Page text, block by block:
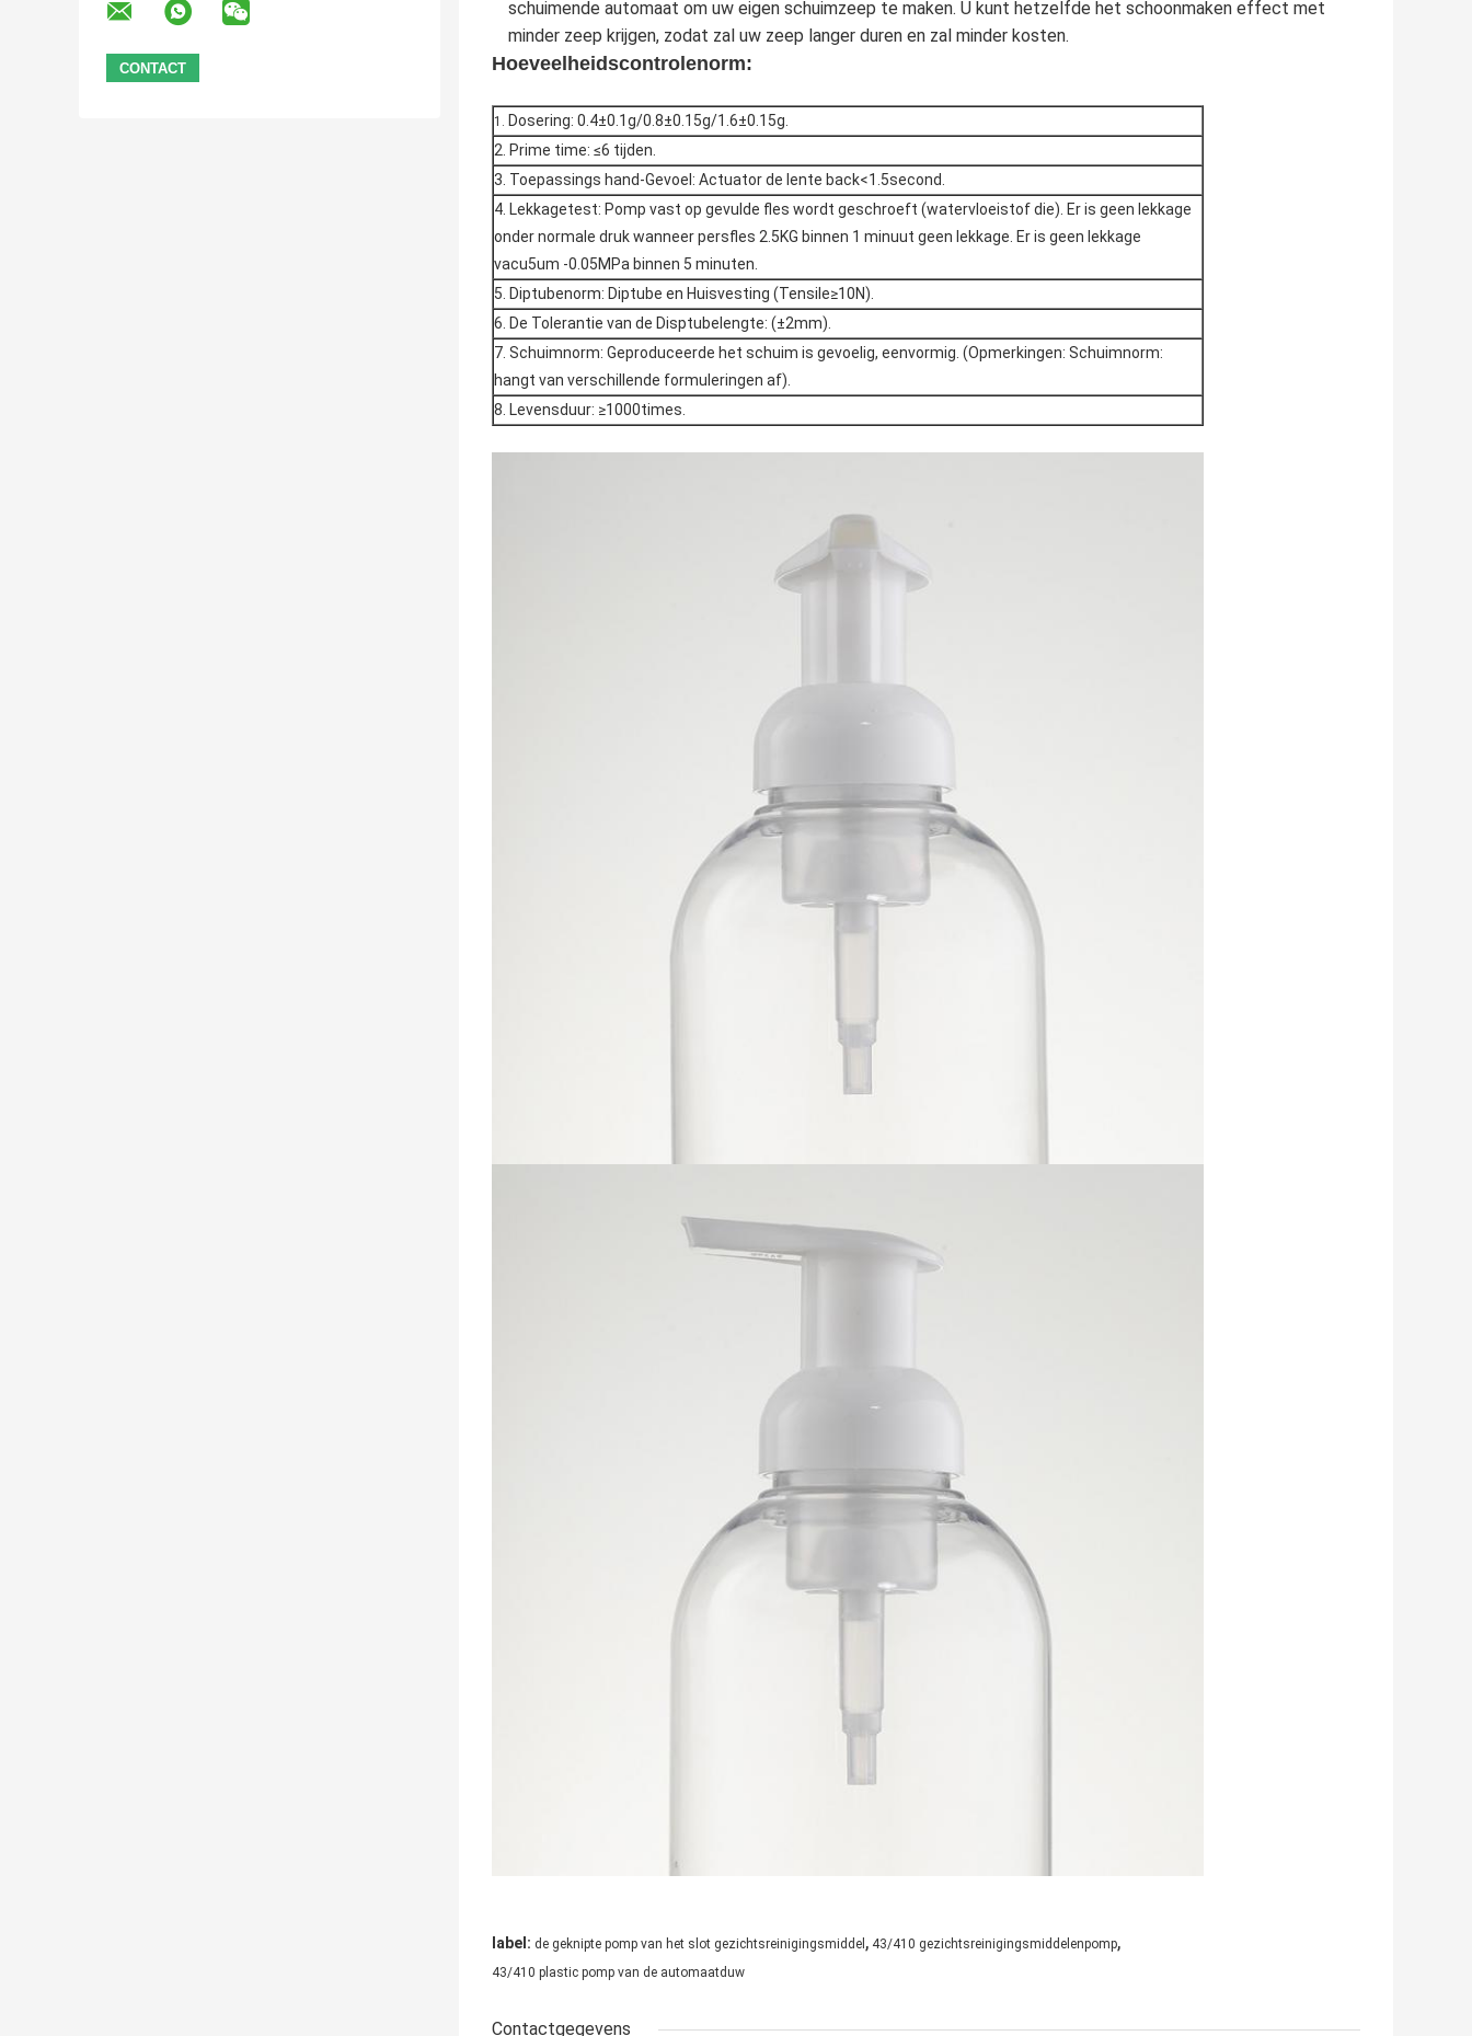
schuimende automaat om uw eigen schuimzeep te maken. U kunt hetzelfde het schoonmaken effect met
minder zeep krijgen, zodat zal uw zeep langer duren en zal minder kosten.
Hoeveelheidscontrolenorm:
1. Dosering: 0.4±0.1g/0.8±0.15g/1.6±0.15g.
2. Prime time: ≤6 tijden.
3. Toepassings hand-Gevoel: Actuator de lente back<1.5second.
4. Lekkagetest: Pomp vast op gevulde fles wordt geschroeft (watervloeistof die). Er is geen lekkage
onder normale druk wanneer persfles 2.5KG binnen 1 minuut geen lekkage. Er is geen lekkage
vacu5um -0.05MPa binnen 5 minuten.
5. Diptubenorm: Diptube en Huisvesting (Tensile≥10N).
6. De Tolerantie van de Disptubelengte: (±2mm).
7. Schuimnorm: Geproduceerde het schuim is gevoelig, eenvormig. (Opmerkingen: Schuimnorm:
hangt van verschillende formuleringen af).
8. Levensduur: ≥1000times.
label: de geknipte pomp van het slot gezichtsreinigingsmiddel , 43/410 gezichtsreinigingsmiddelenpomp,
43/410 plastic pomp van de automaatduw
Contactgegevens